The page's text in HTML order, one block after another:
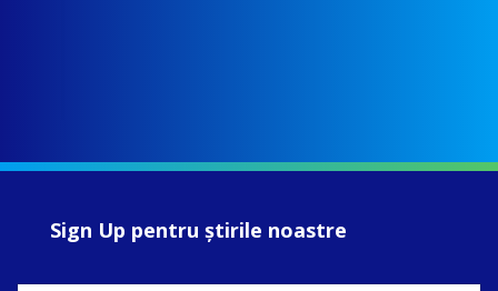
Sign Up pentru ştirile noastre